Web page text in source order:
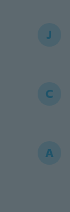
J
C
A